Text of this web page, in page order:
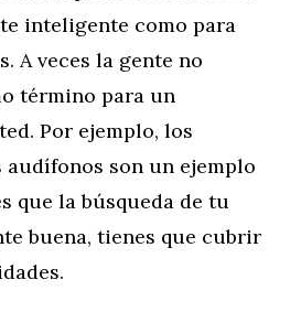
inteligente como para
A veces la gente no
término para un
Por ejemplo, los
son un ejemplo
que la búsqueda de tu
buena, tienes que cubrir